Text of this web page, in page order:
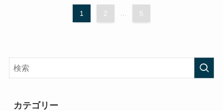
1 2 ... 5
カテゴリー